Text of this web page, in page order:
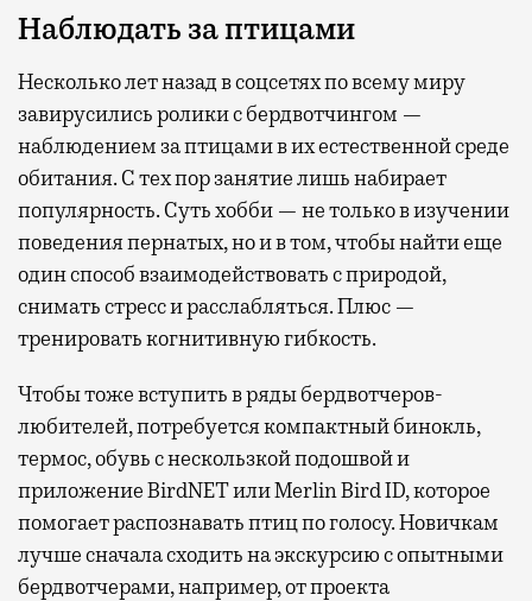
Наблюдать за птицами
Несколько лет назад в соцсетях по всему миру
завирусились ролики с бердвотчингом —
наблюдением за птицами в их естественной среде
обитания. С тех пор занятие лишь набирает
популярность. Суть хобби — не только в изучении
поведения пернатых, но и в том, чтобы найти еще
один способ взаимодействовать с природой,
снимать стресс и расслабляться. Плюс —
тренировать когнитивную гибкость.
Чтобы тоже вступить в ряды бердвотчеров-
любителей, потребуется компактный бинокль,
термос, обувь с нескользкой подошвой и
приложение BirdNET или Merlin Bird ID, которое
помогает распознавать птиц по голосу. Новичкам
лучше сначала сходить на экскурсию с опытными
бердвотчерами, например, от проекта